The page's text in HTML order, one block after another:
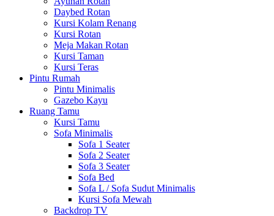
Daybed Rotan
Kursi Kolam Renang
Kursi Rotan
Meja Makan Rotan
Kursi Taman
Kursi Teras
Pintu Rumah
Pintu Minimalis
Gazebo Kayu
Ruang Tamu
Kursi Tamu
Sofa Minimalis
Sofa 1 Seater
Sofa 2 Seater
Sofa 3 Seater
Sofa Bed
Sofa L / Sofa Sudut Minimalis
Kursi Sofa Mewah
Backdrop TV